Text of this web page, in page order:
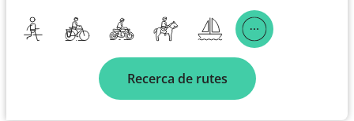
Recerca de rutes